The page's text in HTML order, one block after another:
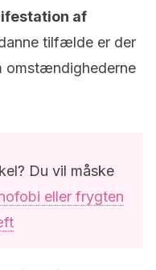
af
tilfælde er der
omstændighederne
Du vil måske
eller frygten